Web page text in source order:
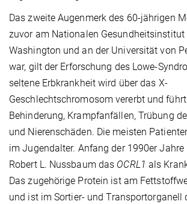
Das zweite Augenmerk des 60-jährigen
zuvor am Nationalen Gesundheitsinstitut
Washington und an der Universität von
war, gilt der Erforschung des Lowe-
seltene Erbkrankheit wird über das X-
Geschlechtschromosom vererbt und
Behinderung, Krampfanfällen, Trübung
und Nierenschäden. Die meisten
im Jugendalter. Anfang der 1990er
Robert L. Nussbaum das OCRL1 als
Das zugehörige Protein ist am
und ist im Sortier- und Transportorganell